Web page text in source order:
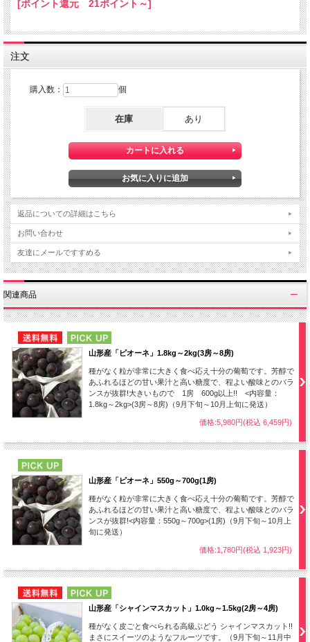
[ポイント還元 21ポイント～]
注文
購入数： 個
在庫 あり
返品についての詳細はこちら
お問い合わせ
友達にメールですすめる
関連商品
NEW
山形産「ピオーネ」1.8kg～2kg(3房～8房)
種がなく粒が非常に大きく食べ応え十分の葡萄です。芳醇で
あふれるほどの甘い果汁と高い糖度で、程よい酸味とのバラ
ンスが抜群!大きいもので 1房 600g以上!! <内容量：
1.8kg～2kg>(3房～8房)（9月下旬～10月上旬に発送）
価格:5,980円(税込 6,459円)
山形産「ピオーネ」550g～700g(1房)
種がなく粒が非常に大きく食べ応え十分の葡萄です。芳醇で
あふれるほどの甘い果汁と高い糖度で、程よい酸味とのバラ
ンスが抜群!<内容量：550g～700g>(1房)（9月下旬～10月上
旬に発送）
価格:1,780円(税込 1,923円)
NEW
山形産「シャインマスカット」1.0kg～1.5kg(2房～4房)
種がなく皮ごと食べられる高級ぶどう シャインマスカット!!
まさにスイーツのようなフルーツです。（9月下旬～11月中